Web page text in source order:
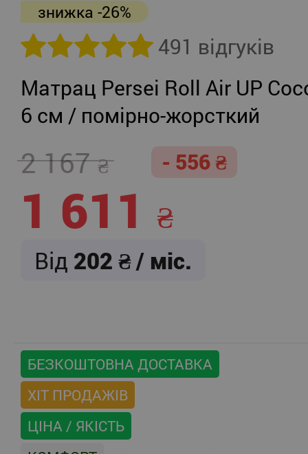
знижка -26%
491 відгуків
Матрац Persei Roll Air UP
6 см / помірно-жорсткий
2 167 - 556
1 611
Від 202 / міс.
БЕЗКОШТОВНА ДОСТАВКА
ХІТ ПРОДАЖІВ
ЦІНА / ЯКІСТЬ